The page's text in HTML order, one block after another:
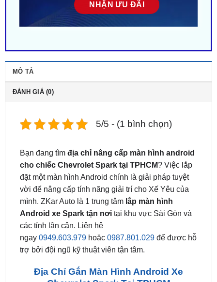
ĐÁNH GIÁ (0)
Bạn đang tìmđịa chỉ nâng cấp màn hình android
đặt một màn hình Android chính là giải pháp tuyệt
vời để nâng cấp tính năng giải trí cho Xế Yêu của
mình. ZKar Auto là 1 trung tâmlắp màn hình
Android xe Spark tận nơitại khu vực Sài Gòn và
các tỉnh lân cận. Liên hệ
ngay0949.603.979 hoặc0987.801.029để được hỗ
trợ bởi đội ngũ kỹ thuật viên tận tâm.
Địa Chỉ Gắn Màn Hình Android Xe